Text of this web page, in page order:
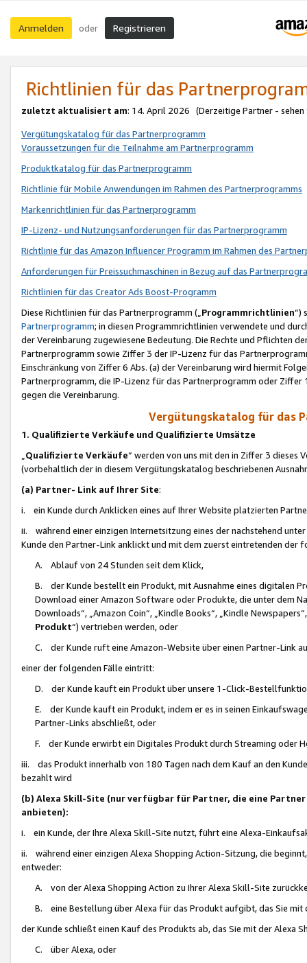
Anmelden oder Registrieren
Richtlinien für das
zuletzt aktualisiert am: 14. April 2026 (Derzeitige Partner - sehen
Vergütungskatalog für das Partnerprogramm
Voraussetzungen für die Teilnahme am Partnerprogramm
Produktkatalog für das Partnerprogramm
Richtlinie für Mobile Anwendungen im Rahmen des Partnerprogramms
Markenrichtlinien für das Partnerprogramm
IP-Lizenz- und Nutzungsanforderungen für das Partnerprogramm
Richtlinie für das Amazon Influencer Programm im Rahmen des
Anforderungen für Preissuchmaschinen in Bezug auf das
Richtlinien für das Creator Ads Boost-Programm
Diese Richtlinien für das Partnerprogramm („Programmrichtlinien“)
Partnerprogramm; in diesen Programmrichtlinien verwendete und
der Vereinbarung zugewiesene Bedeutung. Die Rechte und Pflichten
Partnerprogramm sowie Ziffer 3 der IP-Lizenz für das
Einschränkung von Ziffer 6 Abs. (a) der Vereinbarung wird hiermit
Partnerprogramm, die IP-Lizenz für das Partnerprogramm oder
gegen die Vereinbarung.
Vergütungskatalog für das
1. Qualifizierte Verkäufe und Qualifizierte Umsätze
Qualifizierte Verkäufe“ werden von uns mit den in Ziffer 3
(vorbehaltlich der in diesem Vergütungskatalog beschriebenen
(a) Partner- Link auf Ihrer Site:
i. ein Kunde durch Anklicken eines auf Ihrer Website platzierten
ii. während einer einzigen Internetsitzung eines der nachstehend
Kunde den Partner-Link anklickt und mit dem zuerst eintretenden der
A. Ablauf von 24 Stunden seit dem Klick,
B. der Kunde bestellt ein Produkt, mit Ausnahme eines digitalen
Download einer Amazon Software oder Produkte, die unter dem
Downloads“, „Amazon Coin“, „Kindle Books“, „Kindle
Produkt“) vertrieben werden, oder
C. der Kunde ruft eine Amazon-Website über einen Partner-Link
einer der folgenden Fälle eintritt:
D. der Kunde kauft ein Produkt über unsere 1-Click-
E. der Kunde kauft ein Produkt, indem er es in seinen
Partner-Links abschließt, oder
F. der Kunde erwirbt ein Digitales Produkt durch Streaming oder
iii. das Produkt innerhalb von 180 Tagen nach dem Kauf an den
bezahlt wird
(b) Alexa Skill-Site (nur verfügbar für Partner, die eine
anbieten):
i. ein Kunde, der Ihre Alexa Skill-Site nutzt, führt eine Alexa-
ii. während einer einzigen Alexa Shopping Action-Sitzung, die
entweder:
A. von der Alexa Shopping Action zu Ihrer Alexa Skill-Site
B. eine Bestellung über Alexa für das Produkt aufgibt, das Sie mit
der Kunde schließt einen Kauf des Produkts ab, das Sie mit der Alexa
C. über Alexa, oder